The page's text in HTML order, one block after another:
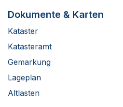
Dokumente & Karten
Kataster
Katasteramt
Gemarkung
Lageplan
Altlasten